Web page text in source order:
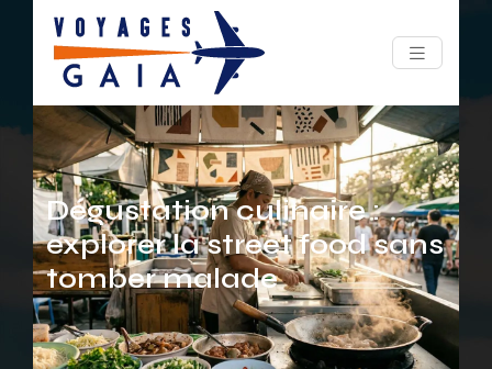
Dégustation culinaire :
explorer la street food sans
tomber malade